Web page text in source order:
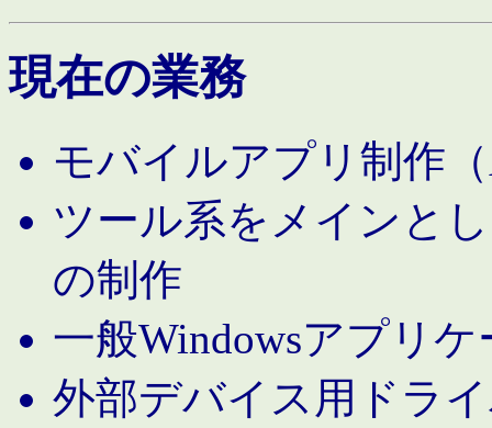
現在の業務
モバイルアプリ制作
ツール系をメインと
の制作
一般Windowsアプリ
外部デバイス用ドラ